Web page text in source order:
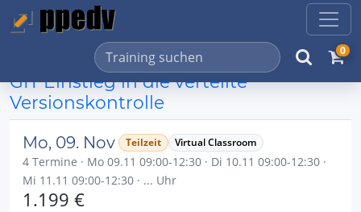
0
GIT Einstieg in die verteilte
Versionskontrolle
Mo, 09. Nov Teilzeit Virtual Classroom
4 Termine · Mo 09.11 09:00-12:30 · Di 10.11 09:00-12:30 ·
Mi 11.11 09:00-12:30 · ... Uhr
1.199 €